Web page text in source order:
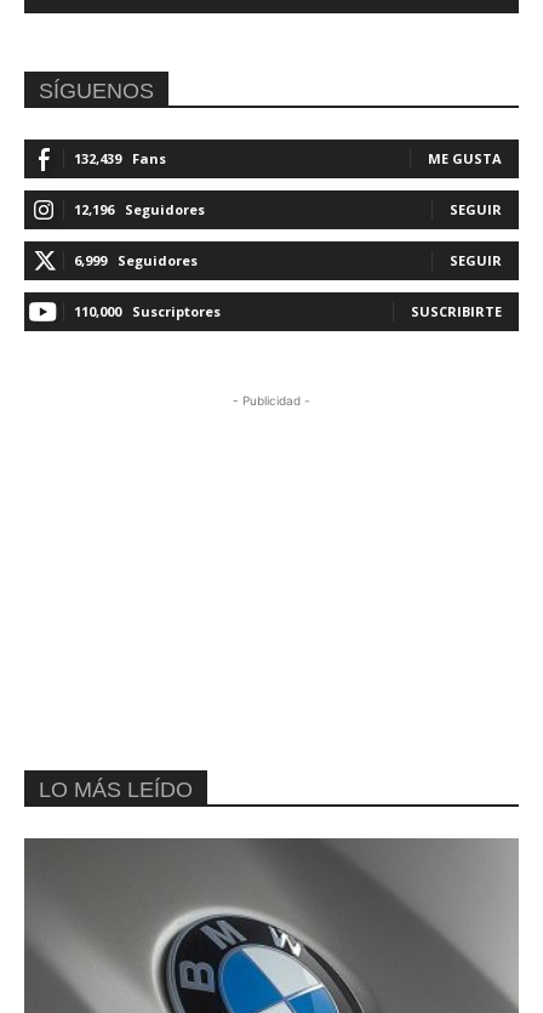
SÍGUENOS
132,439 Fans ME GUSTA
12,196 Seguidores SEGUIR
6,999 Seguidores SEGUIR
110,000 Suscriptores SUSCRIBIRTE
- Publicidad -
LO MÁS LEÍDO